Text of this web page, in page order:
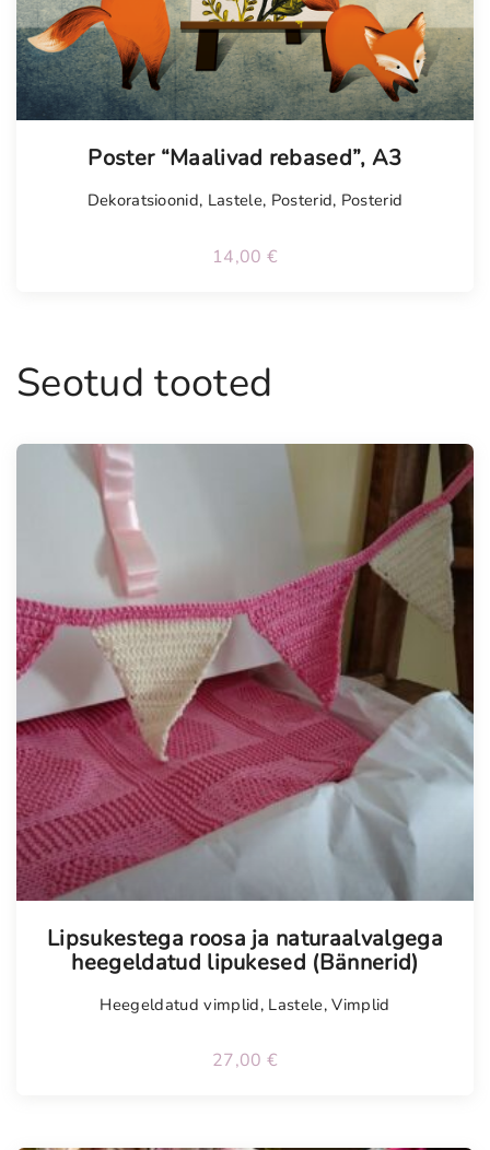
Poster “Maalivad rebased”, A3
Dekoratsioonid, Lastele, Posterid, Posterid
14,00 €
Seotud tooted
Lipsukestega roosa ja naturaalvalgega
heegeldatud lipukesed (Bännerid)
Heegeldatud vimplid, Lastele,Vimplid
27,00 €